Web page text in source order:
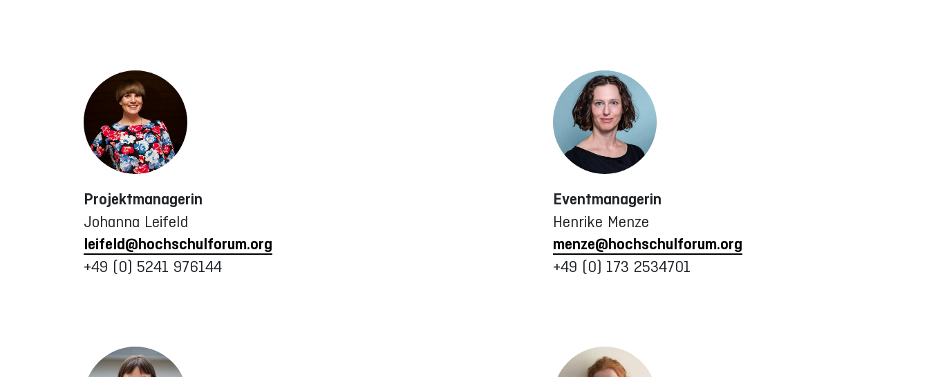
Projektmanagerin
Johanna Leifeld
leifeld@hochschulforum.org
+49 (0) 5241 976144
Eventmanagerin
Henrike Menze
menze@hochschulforum.org
+49 (0) 173 2534701